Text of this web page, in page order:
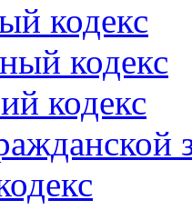
кодекс
кодекс
кодекс